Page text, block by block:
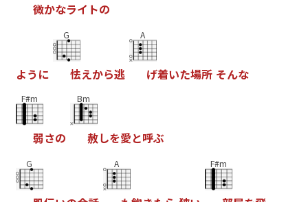
微かなライ トの
よう に
G
怯えから逃
A
げ着いた場所 そんな
F#m
弱さの
Bm
赦しを愛と呼ぶ
G A F#m